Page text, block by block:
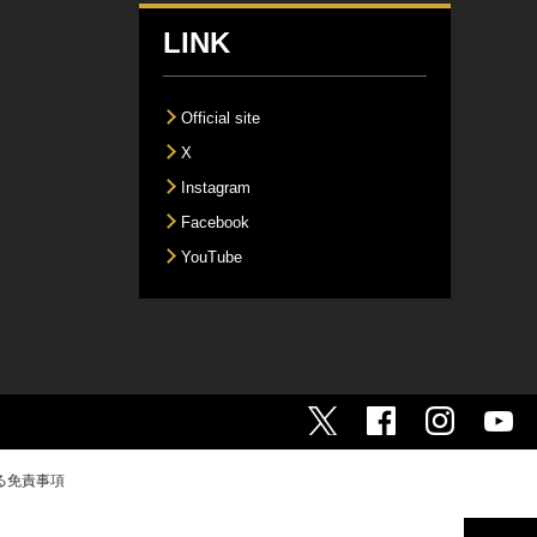
LINK
Official site
X
Instagram
Facebook
YouTube
免責事項